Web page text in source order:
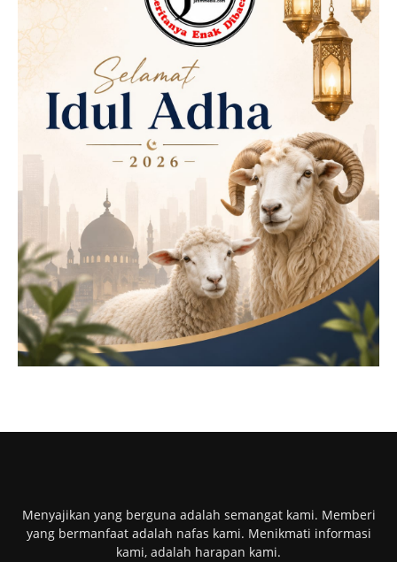
Menyajikan yang berguna adalah semangat kami. Memberi
yang bermanfaat adalah nafas kami. Menikmati informasi
kami, adalah harapan kami.